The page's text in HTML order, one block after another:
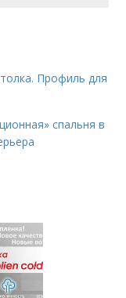
Профиль для
спальня в